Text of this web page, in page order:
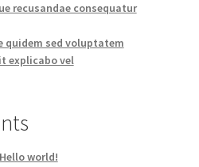
recusandae consequatur
quidem sed voluptatem
explicabo vel
Hello world!